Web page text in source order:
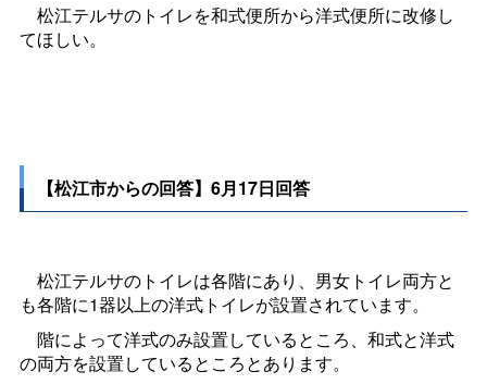
松江テルサのトイレを和式便所から洋式便所に改修し
てほしい。
【松江市からの回答】6月17日回答
松江テルサのトイレは各階にあり、男女トイレ両方と
も各階に1器以上の洋式トイレが設置されています。
階によって洋式のみ設置しているところ、和式と洋式
の両方を設置しているところとあります。